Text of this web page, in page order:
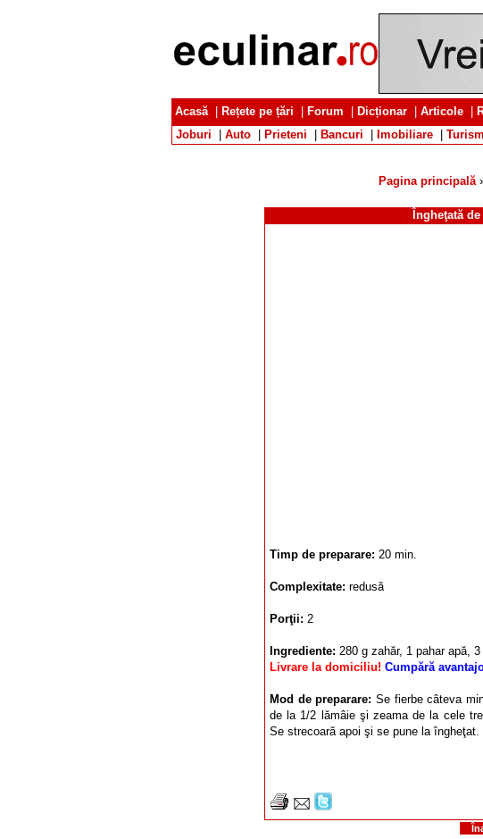
Acasă| Rețete pe țări Forum Dicționar Articole
Joburi
Auto Prieteni Bancuri Imobiliare Turism
Pagina principală
Îngheţată
Timp de preparare: 20 min.
Complexitate: redusă
Porţii: 2
Ingrediente: 280 g zahăr, 1 pahar apă,
Livrare la domiciliu! Cumpără
Mod de preparare:Se fierbe câteva
de la 1/2 lămâie şi zeama de la cele
Se strecoară apoi şi se pune la îngheţat.